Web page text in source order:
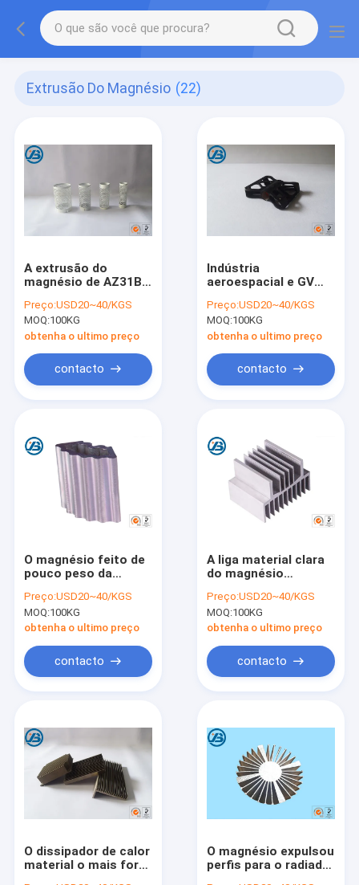
Extrusão Do Magnésio (22)
A extrusão do
magnésio de AZ31B
peso do perfil para o
cabelo encaracolado
Preço:USD20~40/KGS
MOQ:100KG
obtenha o ultimo preço
contacto
Indústria
aeroespacial e GV
da bicicleta do
magnésio das ligas
habilitados
Preço:USD20~40/KGS
MOQ:100KG
obtenha o ultimo preço
contacto
O magnésio feito de
pouco peso da
magnésio de AZ31B
liga o material
Preço:USD20~40/KGS
MOQ:100KG
obtenha o ultimo preço
contacto
A liga material clara
do magnésio
AZ31B do dissipador
de calor com boa
ductilidade
Preço:USD20~40/KGS
MOQ:100KG
obtenha o ultimo preço
contacto
O dissipador de calor
material o mais forte
O magnésio expulsou
perfis para o radiador